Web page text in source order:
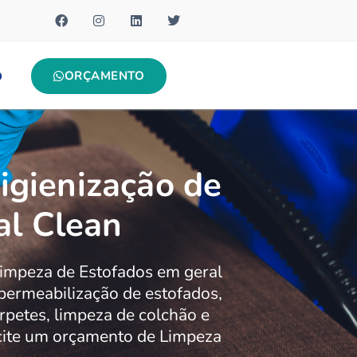
ORÇAMENTO
de
Clean
de Estofados em geral
de estofados,
limpeza de colchão e
um orçamento de Limpeza